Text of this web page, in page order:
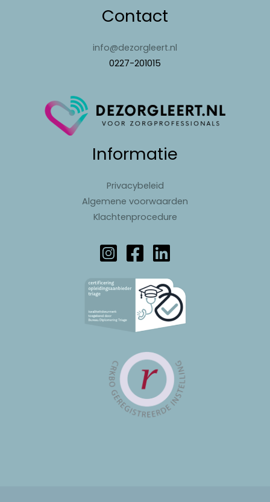
Contact
info@dezorgleert.nl
0227-201015
Informatie
Privacybeleid
Algemene voorwaarden
Klachtenprocedure